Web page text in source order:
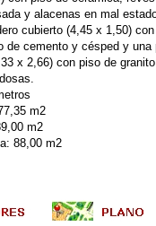
y alacenas en mal
cubierto (4,45 x 1,50)
de cemento y césped y una
x 2,66) con piso de
m2
m2
88,00 m2